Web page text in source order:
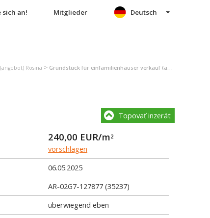
sich an! Mitglieder Deutsch
Rosina > Grundstück für einfamilienhäuser verkauf (angebot) Rosina
Topovať inzerát
240,00 EUR/m2
vorschlagen
06.05.2025
AR-02G7-127877 (35237)
überwiegend eben